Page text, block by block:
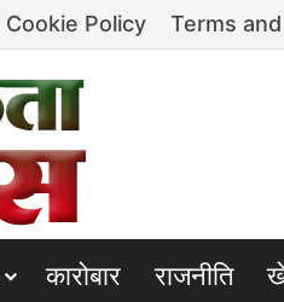
Cookie Policy Terms
कारोबार राजनीति